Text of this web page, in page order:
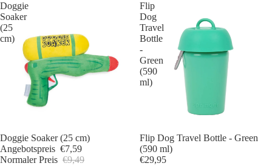
Doggie
Soaker
(25
cm)
Sale -20%
Doggie Soaker (25 cm)
Angebotspreis €7,59
Normaler Preis €9,49
Flip
Dog
Travel
Bottle
-
Green
(590
ml)
Flip Dog Travel Bottle - Green
(590 ml)
€29,95